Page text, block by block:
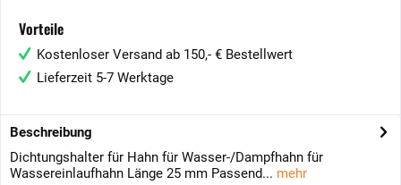
Vorteile
Kostenloser Versand ab 150,- € Bestellwert
Lieferzeit 5-7 Werktage
Beschreibung
Dichtungshalter für Hahn für Wasser-/Dampfhahn für
Wassereinlaufhahn Länge 25 mm Passend... mehr